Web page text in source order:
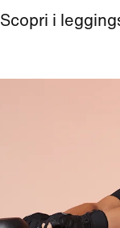
Scopri i